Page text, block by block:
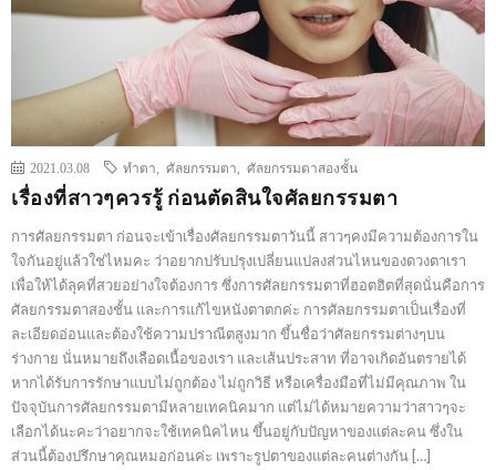
2021.03.08 ทำตา ศัลยกรรมตา ศัลยกรรมตาสองชั้น
เรื่องที่สาวๆควรรู้ ก่อนตัดสินใจศัลยกรรมตา
การศัลยกรรมตา ก่อนจะเข้าเรื่องศัลยกรรมตาวันนี้ สาวๆคงมีความต้องการใน
ใจกันอยู่แล้วใช่ไหมคะ ว่าอยากปรับปรุงเปลี่ยนแปลงส่วนไหนของดวงตาเรา
เพื่อให้ได้ลุคที่สวยอย่างใจต้องการ ซึ่งการศัลยกรรมตาที่ฮอตฮิตที่สุดนั่นคือการ
ศัลยกรรมตาสองชั้น และการแก้ไขหนังตาตกค่ะ การศัลยกรรมตาเป็นเรื่องที่
ละเอียดอ่อนและต้องใช้ความปราณีตสูงมาก ขึ้นชื่อว่าศัลยกรรมต่างๆบน
ร่างกาย นั่นหมายถึงเลือดเนื้อของเรา และเส้นประสาท ที่อาจเกิดอันตรายได้
หากได้รับการรักษาแบบไม่ถูกต้อง ไม่ถูกวิธี หรือเครื่องมือที่ไม่มีคุณภาพ ใน
ปัจจุบันการศัลยกรรมตามีหลายเทคนิคมาก แต่ไม่ได้หมายความว่าสาวๆจะ
เลือกได้นะคะว่าอยากจะใช้เทคนิคไหน ขึ้นอยู่กับปัญหาของแต่ละคน ซึ่งใน
ส่วนนี้ต้องปรึกษาคุณหมอก่อนค่ะ เพราะรูปตาของแต่ละคนต่างกัน […]